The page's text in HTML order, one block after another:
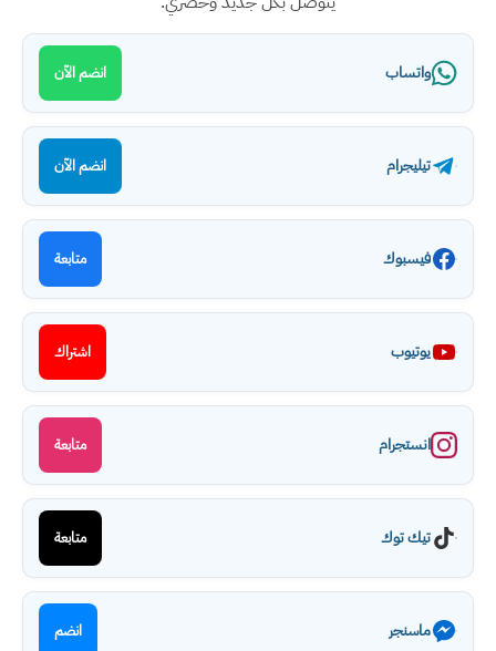
واتساب انضم الآن
تيليجرام انضم الآن
فيسبوك متابعة
يوتيوب اشتراك
انستجرام متابعة
تيك توك متابعة
ماسنجر انضم